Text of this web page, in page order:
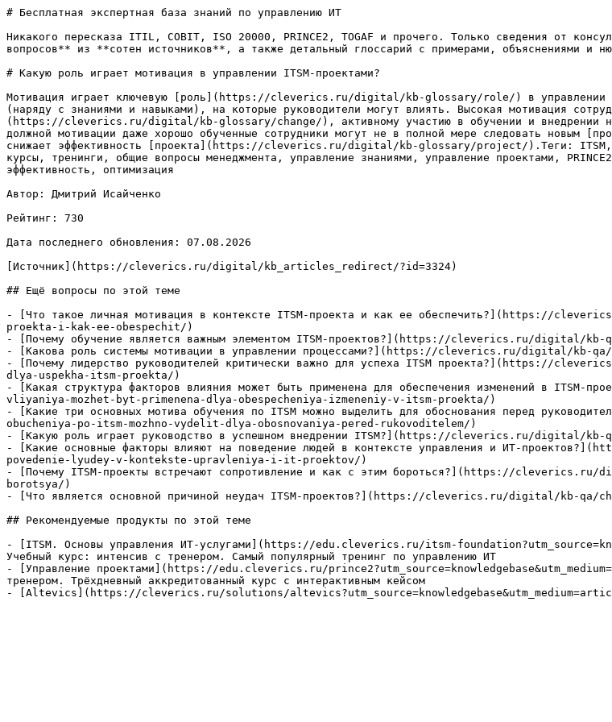
# Бесплатная экспертная база знаний по управлению ИТ
Никакого пересказа ITIL, COBIT, ISO 20000, PRINCE2, TOGAF и прочего. Только сведения от
вопросов** из **сотен источников**, а также детальный глоссарий с примерами, объяснениями и
# Какую роль играет мотивация в управлении ITSM-проектами?
Мотивация играет ключевую [роль](https://cleverics.ru/digital/kb-glossary/role/) в управлении
(наряду с знаниями и навыками), на которые руководители могут влиять. Высокая мотивация
(https://cleverics.ru/digital/kb-glossary/change/), активному участию в обучении и
должной мотивации даже хорошо обученные сотрудники могут не в полной мере следовать
снижает эффективность [проекта](https://cleverics.ru/digital/kb-glossary/project/).Теги: ITSM,
курсы, тренинги, общие вопросы менеджмента, управление знаниями, управление проектами,
эффективность, оптимизация
Автор: Дмитрий Исайченко
Рейтинг: 730
Дата последнего обновления: 07.08.2026
[Источник](https://cleverics.ru/digital/kb_articles_redirect/?id=3324)
## Ещё вопросы по этой теме
- [Что такое личная мотивация в контексте ITSM-проекта и как ее обеспечить?](https://
proekta-i-kak-ee-obespechit/)
- [Почему обучение является важным элементом ITSM-проектов?](https://cleverics.ru/digital/kb-
- [Какова роль системы мотивации в управлении процессами?](https://cleverics.ru/digital/
- [Почему лидерство руководителей критически важно для успеха ITSM проекта?](https://
dlya-uspekha-itsm-proekta/)
- [Какая структура факторов влияния может быть применена для обеспечения изменений в
vliyaniya-mozhet-byt-primenena-dlya-obespecheniya-izmeneniy-v-itsm-proekta/)
- [Какие три основных мотива обучения по ITSM можно выделить для обоснования перед
obucheniya-po-itsm-mozhno-vydelit-dlya-obosnovaniya-pered-rukovoditelem/)
- [Какую роль играет руководство в успешном внедрении ITSM?](https://cleverics.ru/digital/
- [Какие основные факторы влияют на поведение людей в контексте управления и ИТ-
povedenie-lyudey-v-kontekste-upravleniya-i-it-proektov/)
- [Почему ITSM-проекты встречают сопротивление и как с этим бороться?](https://
borotsya/)
- [Что является основной причиной неудач ITSM-проектов?](https://cleverics.ru/digital/kb-qa/
## Рекомендуемые продукты по этой теме
- [ITSM. Основы управления ИТ-услугами](https://edu.cleverics.ru/itsm-
Учебный курс: интенсив с тренером. Самый популярный тренинг по управлению ИТ
- [Управление проектами](https://edu.cleverics.ru/
тренером. Трёхдневный аккредитованный курс с интерактивным кейсом
- [Altevics](https://cleverics.ru/solutions/